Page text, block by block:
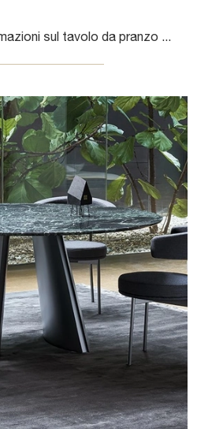
Vuoi avere ulteriori informazioni sul tavolo da pranzo Liaison di Bonaldo? Clicca e ottieni informazioni sui modelli fissi della firma.